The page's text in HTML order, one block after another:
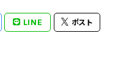
LINE ポスト